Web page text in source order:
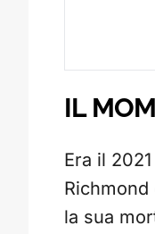
IL
Era il
la sua